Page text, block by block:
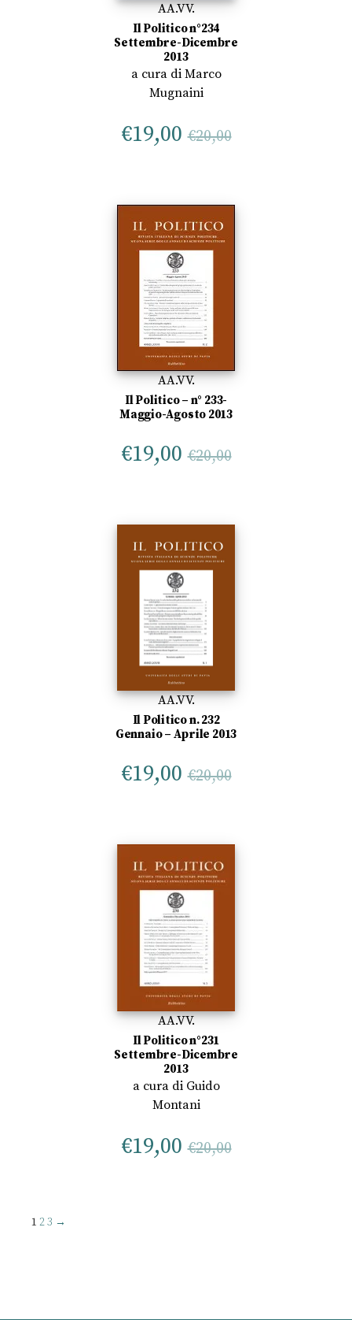
AA.VV.
Il Politico n°234
Settembre-Dicembre
2013
a cura di Marco
Mugnaini
€19,00 €20,00
AA.VV.
Il Politico – n° 233-
Maggio-Agosto 2013
€19,00 €20,00
AA.VV.
Il Politico n. 232
Gennaio – Aprile 2013
€19,00 €20,00
AA.VV.
Il Politico n°231
Settembre-Dicembre
2013
a cura di Guido
Montani
€19,00 €20,00
1 23 →